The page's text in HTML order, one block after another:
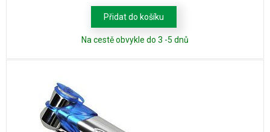
Přidat do košíku
Na cestě obvykle do 3 -5 dnů